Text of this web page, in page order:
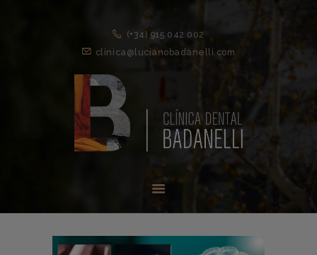
(+34) 915 042 002
clinica@lucianobadanelli.com
EQUIPO